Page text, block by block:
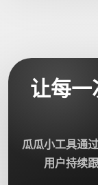
让每
瓜瓜小工具通
用户持续